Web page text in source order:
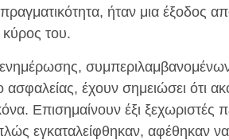
ήταν μια έξοδος
κύρος του.
ασφαλείας, έχουν σημειώσει ότι
Επισημαίνουν έξι ξεχωριστές
εγκαταλείφθηκαν, αφέθηκαν